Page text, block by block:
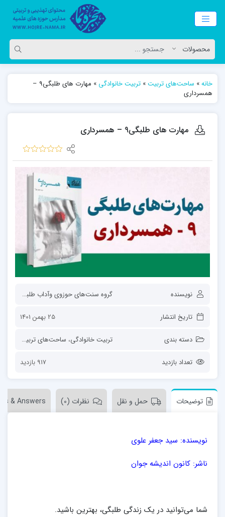
خانه» ساحت‌های تربیت» تربیت خانوادگی »
مهارت های طلبگی9 –
همسرداری
مهارت های طلبگی9 – همسرداری
نویسنده گروه سنت‌های حوزوی وآداب طلبگی
تاریخ انتشار 25 بهمن 1401
دسته بندی تربیت خانوادگی، ساحت‌های تربیت
تعداد بازدید 917 بازدید
توضیحات حمل و نقل نظرات (0) & Answers
نویسنده: سید جعفر علوی
ناشر: کانون اندیشه جوان
شما می‌توانید در یک زندگی طلبگی، بهترین باشید.